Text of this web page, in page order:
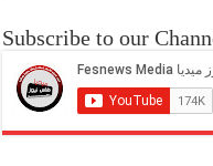
Subscribe to our